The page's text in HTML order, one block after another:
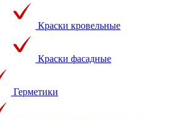
Краски кровельные
Краски фасадные
Герметики